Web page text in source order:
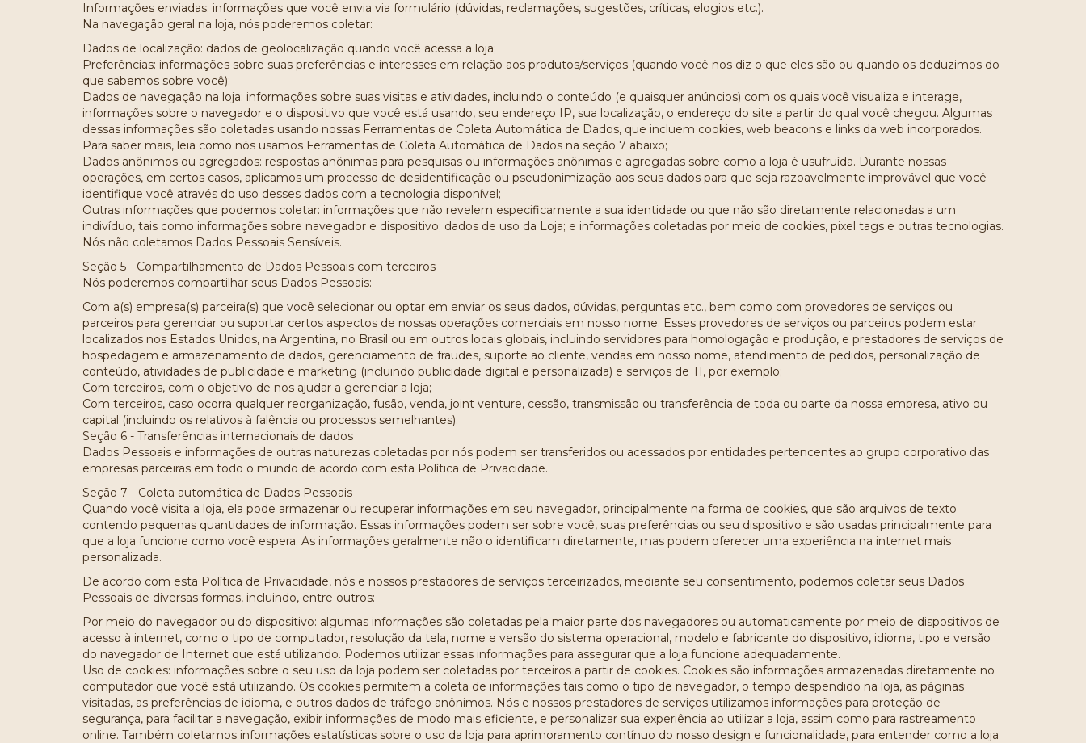
Informações enviadas: informações que você envia via formulário (dúvidas, reclamações, sugestões, críticas, elogios etc.).
Na navegação geral na loja, nós poderemos coletar:
Dados de localização: dados de geolocalização quando você acessa a loja;
Preferências: informações sobre suas preferências e interesses em relação aos produtos/serviços (quando você nos diz o que eles são ou quando os deduzimos do
que sabemos sobre você);
Dados de navegação na loja: informações sobre suas visitas e atividades, incluindo o conteúdo (e quaisquer anúncios) com os quais você visualiza e interage,
informações sobre o navegador e o dispositivo que você está usando, seu endereço IP, sua localização, o endereço do site a partir do qual você chegou. Algumas
dessas informações são coletadas usando nossas Ferramentas de Coleta Automática de Dados, que incluem cookies, web beacons e links da web incorporados.
Para saber mais, leia como nós usamos Ferramentas de Coleta Automática de Dados na seção 7 abaixo;
Dados anônimos ou agregados: respostas anônimas para pesquisas ou informações anônimas e agregadas sobre como a loja é usufruída. Durante nossas
operações, em certos casos, aplicamos um processo de desidentificação ou pseudonimização aos seus dados para que seja razoavelmente improvável que você
identifique você através do uso desses dados com a tecnologia disponível;
Outras informações que podemos coletar: informações que não revelem especificamente a sua identidade ou que não são diretamente relacionadas a um
indivíduo, tais como informações sobre navegador e dispositivo; dados de uso da Loja; e informações coletadas por meio de cookies, pixel tags e outras tecnologias.
Nós não coletamos Dados Pessoais Sensíveis.
Seção 5 - Compartilhamento de Dados Pessoais com terceiros
Nós poderemos compartilhar seus Dados Pessoais:
Com a(s) empresa(s) parceira(s) que você selecionar ou optar em enviar os seus dados, dúvidas, perguntas etc., bem como com provedores de serviços ou
parceiros para gerenciar ou suportar certos aspectos de nossas operações comerciais em nosso nome. Esses provedores de serviços ou parceiros podem estar
localizados nos Estados Unidos, na Argentina, no Brasil ou em outros locais globais, incluindo servidores para homologação e produção, e prestadores de serviços de
hospedagem e armazenamento de dados, gerenciamento de fraudes, suporte ao cliente, vendas em nosso nome, atendimento de pedidos, personalização de
conteúdo, atividades de publicidade e marketing (incluindo publicidade digital e personalizada) e serviços de TI, por exemplo;
Com terceiros, com o objetivo de nos ajudar a gerenciar a loja;
Com terceiros, caso ocorra qualquer reorganização, fusão, venda, joint venture, cessão, transmissão ou transferência de toda ou parte da nossa empresa, ativo ou
capital (incluindo os relativos à falência ou processos semelhantes).
Seção 6 - Transferências internacionais de dados
Dados Pessoais e informações de outras naturezas coletadas por nós podem ser transferidos ou acessados por entidades pertencentes ao grupo corporativo das
empresas parceiras em todo o mundo de acordo com esta Política de Privacidade.
Seção 7 - Coleta automática de Dados Pessoais
Quando você visita a loja, ela pode armazenar ou recuperar informações em seu navegador, principalmente na forma de cookies, que são arquivos de texto
contendo pequenas quantidades de informação. Essas informações podem ser sobre você, suas preferências ou seu dispositivo e são usadas principalmente para
que a loja funcione como você espera. As informações geralmente não o identificam diretamente, mas podem oferecer uma experiência na internet mais
personalizada.
De acordo com esta Política de Privacidade, nós e nossos prestadores de serviços terceirizados, mediante seu consentimento, podemos coletar seus Dados
Pessoais de diversas formas, incluindo, entre outros:
Por meio do navegador ou do dispositivo: algumas informações são coletadas pela maior parte dos navegadores ou automaticamente por meio de dispositivos de
acesso à internet, como o tipo de computador, resolução da tela, nome e versão do sistema operacional, modelo e fabricante do dispositivo, idioma, tipo e versão
do navegador de Internet que está utilizando. Podemos utilizar essas informações para assegurar que a loja funcione adequadamente.
Uso de cookies: informações sobre o seu uso da loja podem ser coletadas por terceiros a partir de cookies. Cookies são informações armazenadas diretamente no
computador que você está utilizando. Os cookies permitem a coleta de informações tais como o tipo de navegador, o tempo despendido na loja, as páginas
visitadas, as preferências de idioma, e outros dados de tráfego anônimos. Nós e nossos prestadores de serviços utilizamos informações para proteção de
segurança, para facilitar a navegação, exibir informações de modo mais eficiente, e personalizar sua experiência ao utilizar a loja, assim como para rastreamento
online. Também coletamos informações estatísticas sobre o uso da loja para aprimoramento contínuo do nosso design e funcionalidade, para entender como a loja